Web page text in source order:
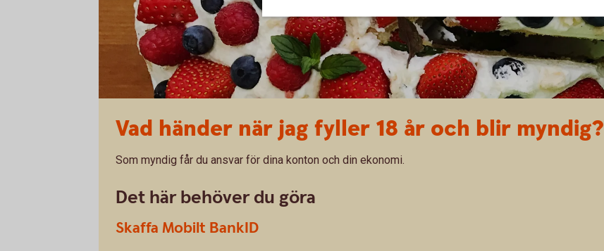
Vad händer när jag fyller 18 år och blir myndig?
Som myndig får du ansvar för dina konton och din ekonomi.
Det här behöver du göra
Skaffa Mobilt BankID